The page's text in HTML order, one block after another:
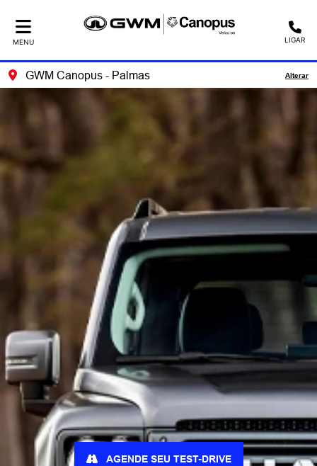
MENU LIGAR
GWM Canopus - Palmas Alterar
AGENDE SEU TEST-DRIVE